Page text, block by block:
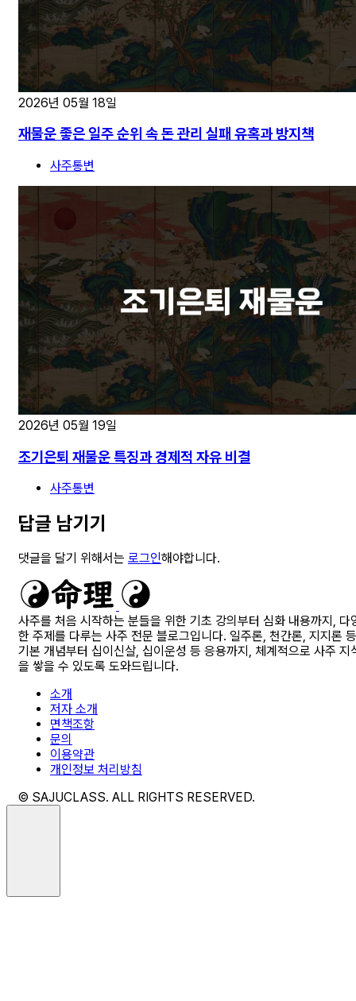
2026년 05월 18일
재물운 좋은 일주 순위 속 돈 관리 실패 유혹과 방지책
사주통변
2026년 05월 19일
조기은퇴 재물운 특징과 경제적 자유 비결
사주통변
답글 남기기
댓글을 달기 위해서는 로그인해야합니다.
사주를 처음 시작하는 분들을 위한 기초 강의부터 심화 내용까지, 다
한 주제를 다루는 사주 전문 블로그입니다. 일주론, 천간론, 지지론 등
기본 개념부터 십이신살, 십이운성 등 응용까지, 체계적으로 사주 지
을 쌓을 수 있도록 도와드립니다.
소개
저자 소개
면책조항
문의
이용약관
개인정보 처리방침
© SAJUCLASS. ALL RIGHTS RESERVED.